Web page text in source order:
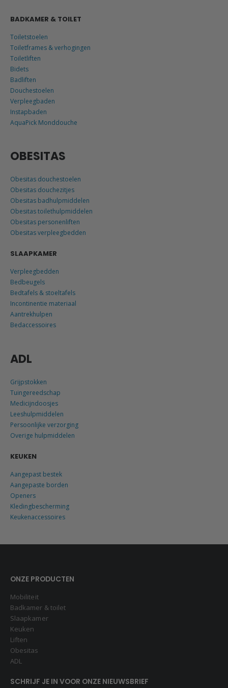
BADKAMER & TOILET
Toiletstoelen
Toiletframes & verhogingen
Toiletliften
Bidets
Badliften
Douchestoelen
Verpleegbaden
Instapbaden
AquaPick Monddouche
OBESITAS
Obesitas douchestoelen
Obesitas douchezitjes
Obesitas badhulpmiddelen
Obesitas toilethulpmiddelen
Obesitas personenliften
Obesitas verpleegbedden
SLAAPKAMER
Verpleegbedden
Bedbeugels
Bedtafels & stoeltafels
Incontinentie materiaal
Aantrekhulpen
Bedaccessoires
ADL
Grijpstokken
Tuingereedschap
Medicijndoosjes
Leeshulpmiddelen
Persoonlijke verzorging
Overige hulpmiddelen
KEUKEN
Aangepast bestek
Aangepaste borden
Openers
Kledingbescherming
Keukenaccessoires
ONZE PRODUCTEN
Mobiliteit
Badkamer & toilet
Slaapkamer
Keuken
Liften
Obesitas
ADL
SCHRIJF JE IN VOOR ONZE NIEUWSBRIEF